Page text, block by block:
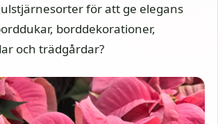
för att ge elegans
borddekorationer,
och trädgårdar?